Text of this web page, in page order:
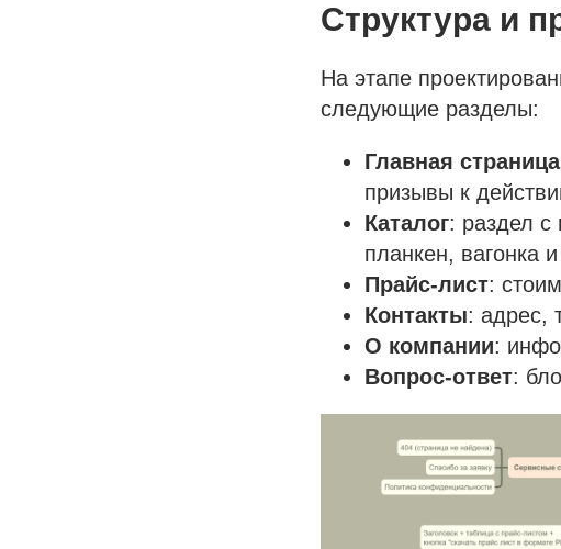
Структура и
На этапе
следующие разделы:
Главная страница
призывы к
Каталог: раздел с
планкен, вагонка
Прайс-лист:
Контакты: адрес,
О компании:
Вопрос-ответ: